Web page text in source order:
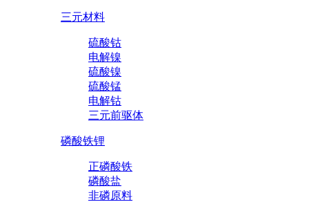
三元材料
硫酸钴
电解镍
硫酸镍
硫酸锰
电解钴
三元前驱体
磷酸铁锂
正磷酸铁
磷酸盐
非磷原料